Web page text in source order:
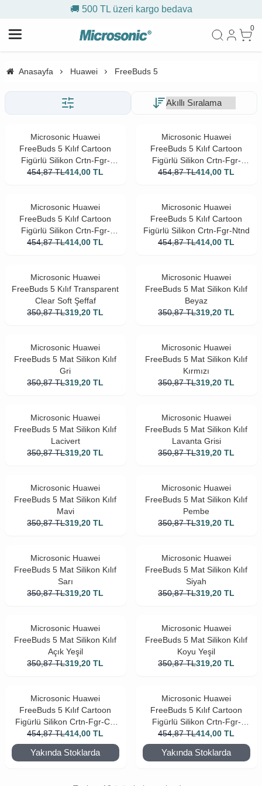
🚚 500 TL üzeri kargo bedava
0
Anasayfa Huawei FreeBuds 5
Microsonic Huawei
FreeBuds 5 Kılıf Cartoon
Figürlü Silikon Crtn-Fgr-
Shba
454,87 TL414,00 TL
Microsonic Huawei
FreeBuds 5 Kılıf Cartoon
Figürlü Silikon Crtn-Fgr-
Sswtri
454,87 TL414,00 TL
Microsonic Huawei
FreeBuds 5 Kılıf Cartoon
Figürlü Silikon Crtn-Fgr-
Kpkblk
454,87 TL414,00 TL
Microsonic Huawei
FreeBuds 5 Kılıf Cartoon
Figürlü Silikon Crtn-Fgr-Ntnd
454,87 TL414,00 TL
Microsonic Huawei
FreeBuds 5 Kılıf Transparent
Clear Soft Şeffaf
350,87 TL319,20 TL
Microsonic Huawei
FreeBuds 5 Mat Silikon Kılıf
Beyaz
350,87 TL319,20 TL
Microsonic Huawei
FreeBuds 5 Mat Silikon Kılıf
Gri
350,87 TL319,20 TL
Microsonic Huawei
FreeBuds 5 Mat Silikon Kılıf
Kırmızı
350,87 TL319,20 TL
Microsonic Huawei
FreeBuds 5 Mat Silikon Kılıf
Lacivert
350,87 TL319,20 TL
Microsonic Huawei
FreeBuds 5 Mat Silikon Kılıf
Lavanta Grisi
350,87 TL319,20 TL
Microsonic Huawei
FreeBuds 5 Mat Silikon Kılıf
Mavi
350,87 TL319,20 TL
Microsonic Huawei
FreeBuds 5 Mat Silikon Kılıf
Pembe
350,87 TL319,20 TL
Microsonic Huawei
FreeBuds 5 Mat Silikon Kılıf
Sarı
350,87 TL319,20 TL
Microsonic Huawei
FreeBuds 5 Mat Silikon Kılıf
Siyah
350,87 TL319,20 TL
Microsonic Huawei
FreeBuds 5 Mat Silikon Kılıf
Açık Yeşil
350,87 TL319,20 TL
Microsonic Huawei
FreeBuds 5 Mat Silikon Kılıf
Koyu Yeşil
350,87 TL319,20 TL
Microsonic Huawei
FreeBuds 5 Kılıf Cartoon
Figürlü Silikon Crtn-Fgr-Ct-
Dnzr-Ysl
454,87 TL414,00 TL
Yakında Stoklarda
Microsonic Huawei
FreeBuds 5 Kılıf Cartoon
Figürlü Silikon Crtn-Fgr-
Tthlss
454,87 TL414,00 TL
Yakında Stoklarda